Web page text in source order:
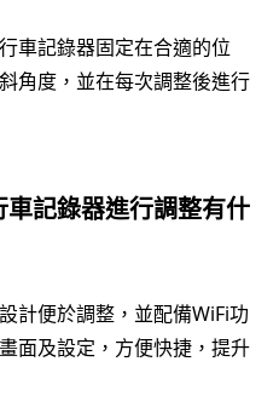
車記錄器固定在合適的位
角度，並在每次調整後進行
記錄器進行調整有什
計便於調整，並配備WiFi功
面及設定，方便快捷，提升